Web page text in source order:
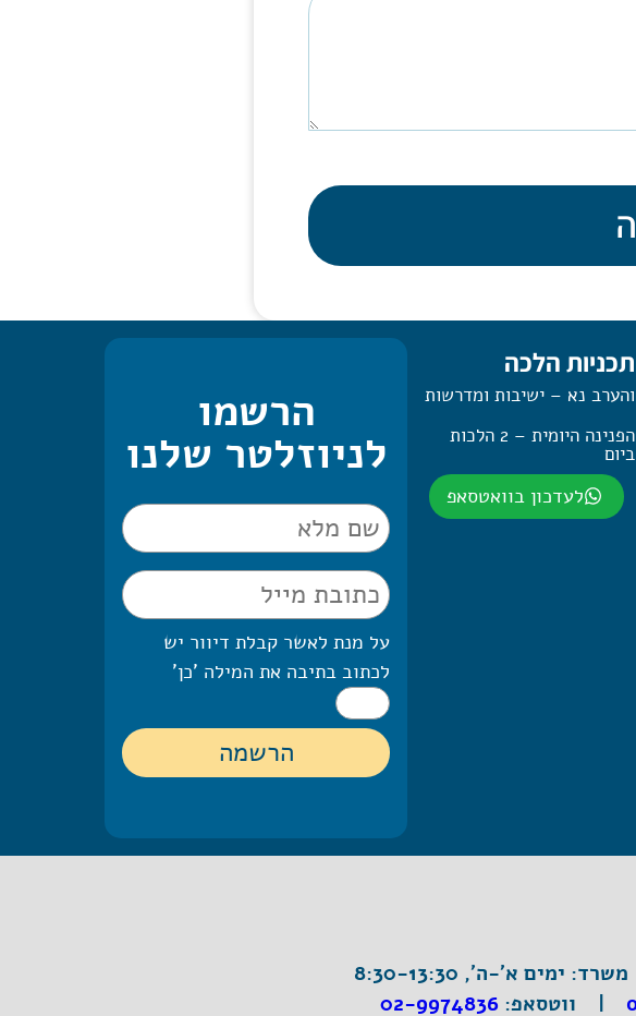
תכניות הלכה
והערב נא – ישיבות ומדרשות
הפנינה היומית – 2 הלכות
ביום
לעדכון בוואטסאפ
הרשמו
לניוזלטר שלנו
על מנת לאשר קבלת דיוור יש
לכתוב בתיבה את המילה 'כן'
משרד: ימים א'-ה', 8:30-13:30
| ווטסאפ:02-9974836